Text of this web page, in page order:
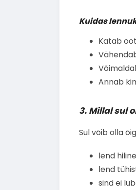
Kuidas
Katab
Annab
3. Millal sul
Sul võib olla
lend
lend
sind ei